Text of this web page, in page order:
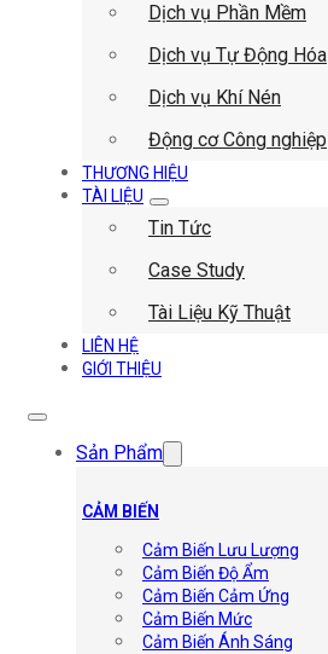
Dịch vụ Phần Mềm
Dịch vụ Tự Động Hóa
Dịch vụ Khí Nén
Động cơ Công nghiệp
THƯƠNG HIỆU
TÀI LIỆU
Tin Tức
Case Study
Tài Liệu Kỹ Thuật
LIÊN HỆ
GIỚI THIỆU
Sản Phẩm
CẢM BIẾN
Cảm Biến Lưu Lượng
Cảm Biến Độ Ẩm
Cảm Biến Cảm Ứng
Cảm Biến Mức
Cảm Biến Ánh Sáng